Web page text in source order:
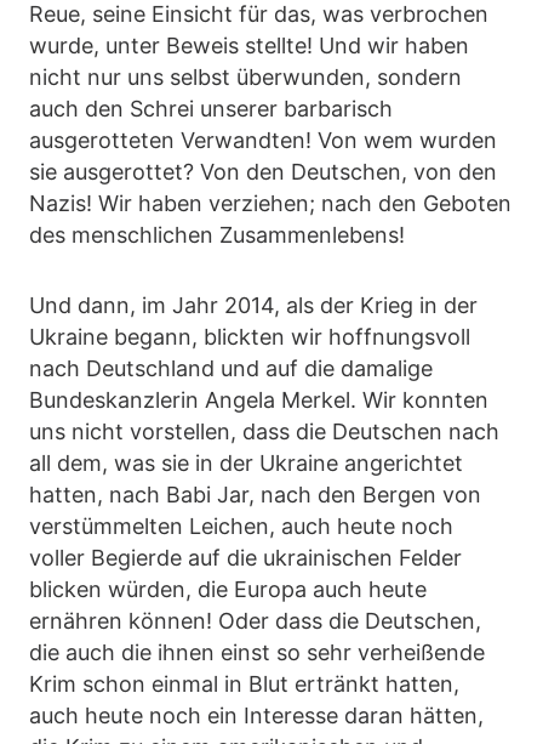
Reue, seine Einsicht für das, was verbrochen
wurde, unter Beweis stellte! Und wir haben
nicht nur uns selbst überwunden, sondern
auch den Schrei unserer barbarisch
ausgerotteten Verwandten! Von wem wurden
sie ausgerottet? Von den Deutschen, von den
Nazis! Wir haben verziehen; nach den Geboten
des menschlichen Zusammenlebens!
Und dann, im Jahr 2014, als der Krieg in der
Ukraine begann, blickten wir hoffnungsvoll
nach Deutschland und auf die damalige
Bundeskanzlerin Angela Merkel. Wir konnten
uns nicht vorstellen, dass die Deutschen nach
all dem, was sie in der Ukraine angerichtet
hatten, nach Babi Jar, nach den Bergen von
verstümmelten Leichen, auch heute noch
voller Begierde auf die ukrainischen Felder
blicken würden, die Europa auch heute
ernähren können! Oder dass die Deutschen,
die auch die ihnen einst so sehr verheißende
Krim schon einmal in Blut ertränkt hatten,
auch heute noch ein Interesse daran hätten,